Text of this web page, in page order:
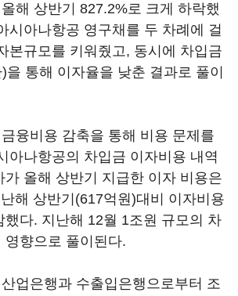
해 상반기 827.2%로 크게 하락했
시아나항공 영구채를 두 차례에 걸
본규모를 키워줬고, 동시에 차입금
을 통해 이자율을 낮춘 결과로 풀이
융비용 감축을 통해 비용 문제를
아나항공의 차입금 이자비용 내역
가 올해 상반기 지급한 이자 비용은
해 상반기(617억원)대비 이자비용
했다. 지난해 12월 1조원 규모의 차
영향으로 풀이된다.
업은행과 수출입은행으로부터 조